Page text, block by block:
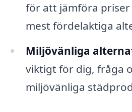
för att jämföra
mest fördelaktiga
Miljövänliga
viktigt för dig, fråga
miljövänliga